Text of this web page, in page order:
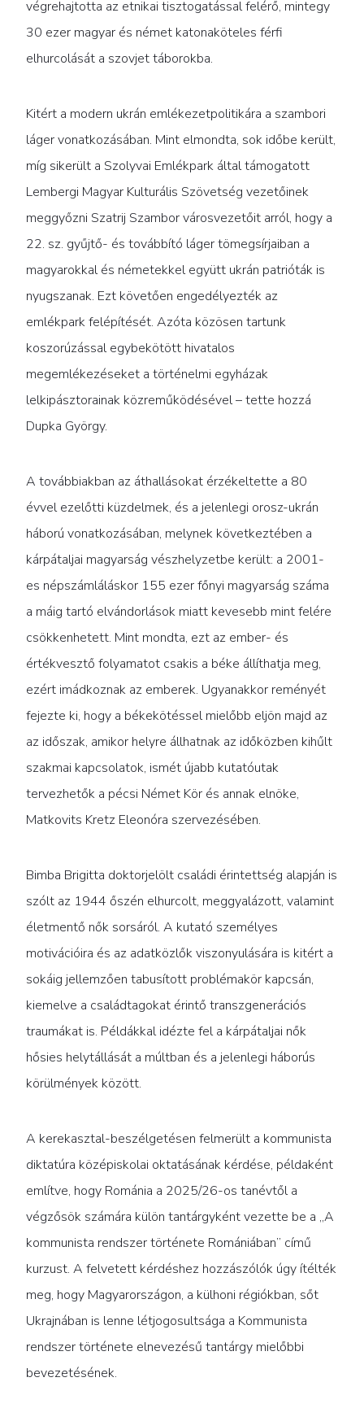
végrehajtotta az etnikai tisztogatással felérő, mintegy
30 ezer magyar és német katonaköteles férfi
elhurcolását a szovjet táborokba.
Kitért a modern ukrán emlékezetpolitikára a szambori
láger vonatkozásában. Mint elmondta, sok időbe került,
míg sikerült a Szolyvai Emlékpark által támogatott
Lembergi Magyar Kulturális Szövetség vezetőinek
meggyőzni Szatrij Szambor városvezetőit arról, hogy a
22. sz. gyűjtő- és továbbító láger tömegsírjaiban a
magyarokkal és németekkel együtt ukrán patrióták is
nyugszanak. Ezt követően engedélyezték az
emlékpark felépítését. Azóta közösen tartunk
koszorúzással egybekötött hivatalos
megemlékezéseket a történelmi egyházak
lelkipásztorainak közreműködésével – tette hozzá
Dupka György.
A továbbiakban az áthallásokat érzékeltette a 80
évvel ezelőtti küzdelmek, és a jelenlegi orosz-ukrán
háború vonatkozásában, melynek következtében a
kárpátaljai magyarság vészhelyzetbe került: a 2001-
es népszámláláskor 155 ezer főnyi magyarság száma
a máig tartó elvándorlások miatt kevesebb mint felére
csökkenhetett. Mint mondta, ezt az ember- és
értékvesztő folyamatot csakis a béke állíthatja meg,
ezért imádkoznak az emberek. Ugyanakkor reményét
fejezte ki, hogy a békekötéssel mielőbb eljön majd az
az időszak, amikor helyre állhatnak az időközben kihűlt
szakmai kapcsolatok, ismét újabb kutatóutak
tervezhetők a pécsi Német Kör és annak elnöke,
Matkovits Kretz Eleonóra szervezésében.
Bimba Brigitta doktorjelölt családi érintettség alapján is
szólt az 1944 őszén elhurcolt, meggyalázott, valamint
életmentő nők sorsáról. A kutató személyes
motivációira és az adatközlők viszonyulására is kitért a
sokáig jellemzően tabusított problémakör kapcsán,
kiemelve a családtagokat érintő transzgenerációs
traumákat is. Példákkal idézte fel a kárpátaljai nők
hősies helytállását a múltban és a jelenlegi háborús
körülmények között.
A kerekasztal-beszélgetésen felmerült a kommunista
diktatúra középiskolai oktatásának kérdése, példaként
említve, hogy Románia a 2025/26-os tanévtől a
végzősök számára külön tantárgyként vezette be a „A
kommunista rendszer története Romániában” című
kurzust. A felvetett kérdéshez hozzászólók úgy ítélték
meg, hogy Magyarországon, a külhoni régiókban, sőt
Ukrajnában is lenne létjogosultsága a Kommunista
rendszer története elnevezésű tantárgy mielőbbi
bevezetésének.